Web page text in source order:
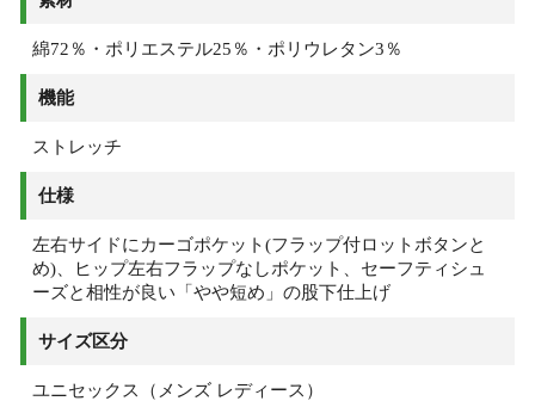
綿72％・ポリエステル25％・ポリウレタン3％
機能
ストレッチ
仕様
左右サイドにカーゴポケット(フラップ付ロットボタンと
め)、ヒップ左右フラップなしポケット、セーフティシュ
ーズと相性が良い「やや短め」の股下仕上げ
サイズ区分
ユニセックス（メンズ レディース）